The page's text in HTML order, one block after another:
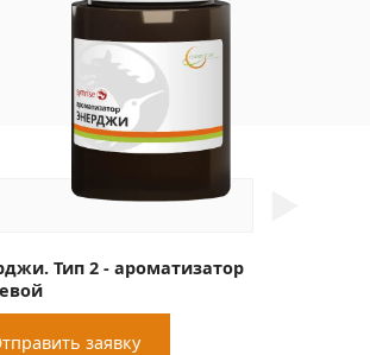
Тип 2 - ароматизатор
заявку